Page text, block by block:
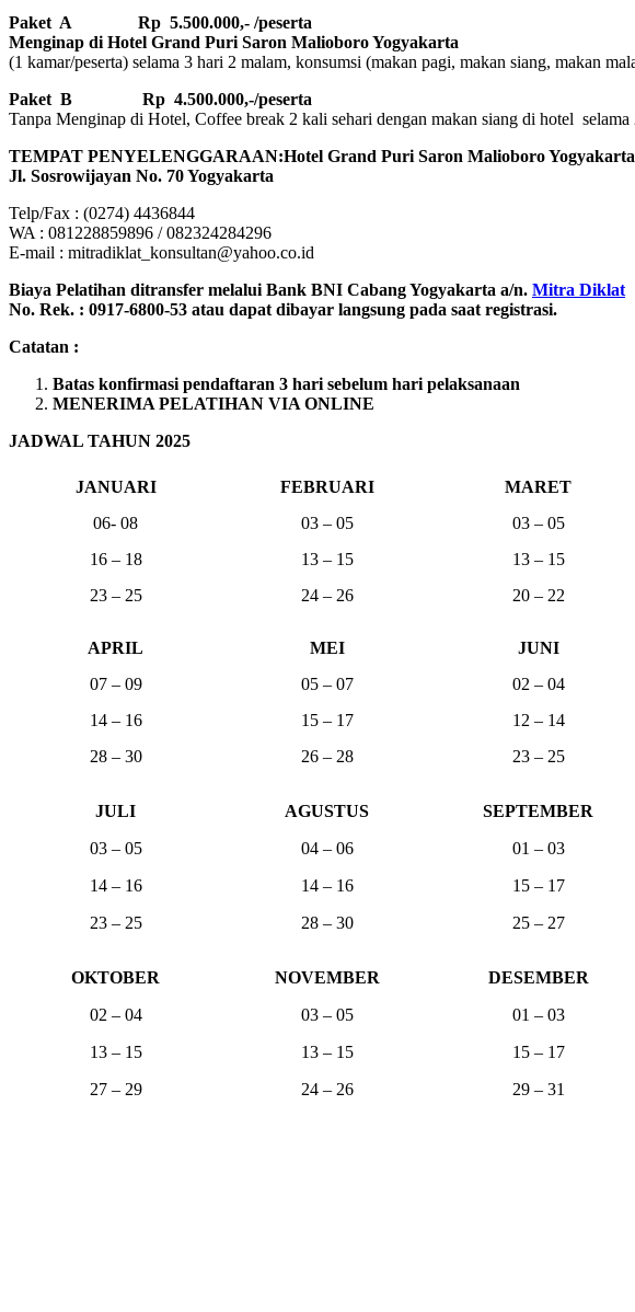
Paket A Rp 5.500.000,- /peserta
Menginap di Hotel Grand Puri Saron Malioboro Yogyakarta
(1 kamar/peserta) selama 3 hari 2 malam, konsumsi (makan pagi, makan siang, makan
Paket B
Rp 4.500.000,-/peserta
Tanpa Menginap di Hotel, Coffee break 2 kali sehari dengan makan siang di hotel
TEMPAT PENYELENGGARAAN:Hotel Grand Puri Saron Malioboro Yogyakarta
Jl. Sosrowijayan No. 70 Yogyakarta
Telp/Fax : (0274) 4436844
WA : 081228859896 / 082324284296
E-mail : mitradiklat_konsultan@yahoo.co.id
Biaya Pelatihan ditransfer melalui Bank BNI Cabang Yogyakarta a/n. Mitra Diklat
No. Rek. : 0917-6800-53 atau dapat dibayar langsung pada saat registrasi.
Catatan :
Batas konfirmasi pendaftaran 3 hari sebelum hari pelaksanaan
MENERIMA PELATIHAN VIA ONLINE
JADWAL TAHUN 2025
JANUARI FEBRUARI
MARET
06- 08
03 – 05
03 – 05
16 – 18
13 – 15
13 – 15
23 – 25
24 – 26 20 – 22
APRIL MEI
JUNI
07 – 09
05 – 07
02 – 04
14 – 16
15 – 17
12 – 14
28 – 30
26 – 28 23 – 25
JULI AGUSTUS
SEPTEMBER
03 – 05
04 – 06
01 – 03
14 – 16
14 – 16
15 – 17
23 – 25
28 – 30 25 – 27
OKTOBER NOVEMBER
DESEMBER
02 – 04
03 – 05
01 – 03
13 – 15
13 – 15
15 – 17
27 – 29
24 – 26 29 – 31